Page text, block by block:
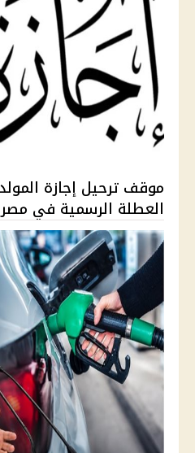
العطلة الرسمية في مصر